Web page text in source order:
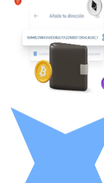
LTC